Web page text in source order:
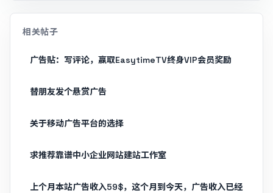
相关帖子
广告贴：写评论，赢取EasytimeTV终身VIP会员奖励
替朋友发个悬赏广告
关于移动广告平台的选择
求推荐靠谱中小企业网站建站工作室
上个月本站广告收入59$，这个月到今天，广告收入已经